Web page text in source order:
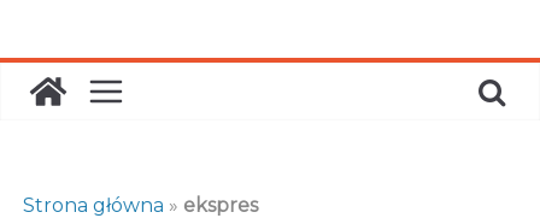
content
Strona główna » ekspres